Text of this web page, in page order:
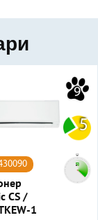
9
5
CS /
1